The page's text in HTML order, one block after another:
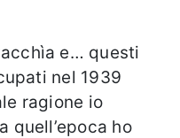
e… questi
nel 1939
ragione io
quell’epoca ho